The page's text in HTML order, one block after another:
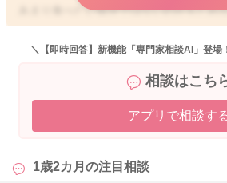
あまり食べたい気分ではないのかもしれ
体調も特にお変わりはありませんか？
たら、体を動かして遊んでもらうように
もしれません。
また日中、お天気の良い日であれば、お
気分も変わって、食べてくれることはな
＼【即時回答】新機能「専門家相談AI」登場
相談はこち
アプリで相談す
1歳2カ月の注目相談